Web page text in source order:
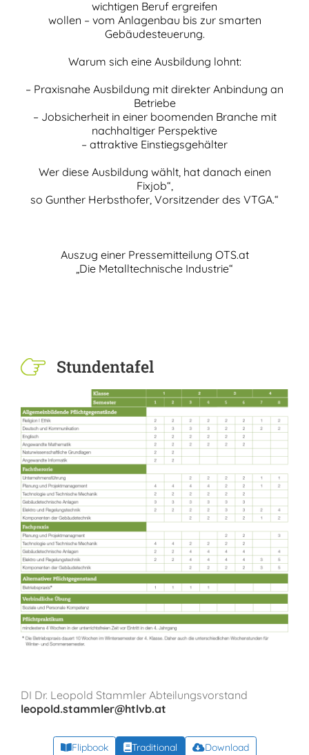
wichtigen Beruf ergreifen
wollen – vom Anlagenbau bis zur smarten
Gebäudesteuerung.
Warum sich eine Ausbildung lohnt:
– Praxisnahe Ausbildung mit direkter Anbindung an
Betriebe
– Jobsicherheit in einer boomenden Branche mit
nachhaltiger Perspektive
– attraktive Einstiegsgehälter
Wer diese Ausbildung wählt, hat danach einen
Fixjob“,
so Gunther Herbsthofer, Vorsitzender des VTGA.“
Auszug einer Pressemitteilung OTS.at
„Die Metalltechnische Industrie“
Stundentafel
DI Dr. Leopold Stammler Abteilungsvorstand
leopold.stammler@htlvb.at
Flipbook Traditional Download